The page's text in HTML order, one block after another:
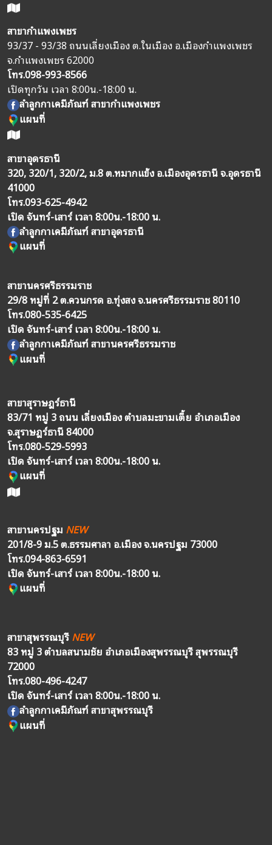
สาขากำแพงเพชร
93/37 - 93/38 ถนนเลี่ยงเมือง ต.ในเมือง อ.เมืองกำแพงเพชร
จ.กำแพงเพชร 62000
โทร.098-993-8566
เปิดทุกวัน เวลา 8:00น.-18:00 น.
ลำลูกกาเคมีภัณฑ์ สาขากำแพงเพชร
แผนที่
สาขาอุดรธานี
320, 320/1, 320/2, ม.8 ต.หมากแข้ง อ.เมืองอุดรธานี จ.อุดรธานี
41000
โทร.093-625-4942
เปิด จันทร์-เสาร์ เวลา 8:00น.-18:00 น.
ลำลูกกาเคมีภัณฑ์ สาขาอุดรธานี
แผนที่
สาขานครศรีธรรมราช
29/8 หมู่ที่ 2 ต.ควนกรด อ.ทุ่งสง จ.นครศรีธรรมราช 80110
โทร.080-535-6425
เปิด จันทร์-เสาร์ เวลา 8:00น.-18:00 น.
ลำลูกกาเคมีภัณฑ์ สาขานครศรีธรรมราช
แผนที่
สาขาสุราษฎร์ธานี
83/71 หมู่ 3 ถนน เลี่ยงเมือง ตำบลมะขามเตี้ย อำเภอเมือง
จ.สุราษฎร์ธานี 84000
โทร.080-529-5993
เปิด จันทร์-เสาร์ เวลา 8:00น.-18:00 น.
แผนที่
สาขานครปฐม NEW
201/8-9 ม.5 ต.ธรรมศาลา อ.เมือง จ.นครปฐม 73000
โทร.094-863-6591
เปิด จันทร์-เสาร์ เวลา 8:00น.-18:00 น.
แผนที่
สาขาสุพรรณบุรีNEW
83 หมู่ 3 ตำบลสนามชัย อำเภอเมืองสุพรรณบุรี สุพรรณบุรี
72000
โทร.080-496-4247
เปิด จันทร์-เสาร์ เวลา 8:00น.-18:00 น.
ลำลูกกาเคมีภัณฑ์ สาขาสุพรรณบุรี
แผนที่